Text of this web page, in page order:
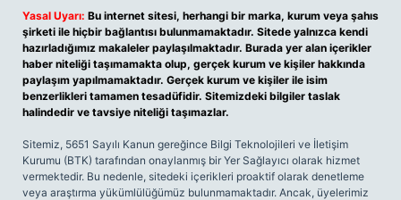
Yasal Uyarı: Bu internet sitesi, herhangi bir marka, kurum veya şahıs
şirketi ile hiçbir bağlantısı bulunmamaktadır. Sitede yalnızca kendi
hazırladığımız makaleler paylaşılmaktadır. Burada yer alan içerikler
haber niteliği taşımamakta olup, gerçek kurum ve kişiler hakkında
paylaşım yapılmamaktadır. Gerçek kurum ve kişiler ile isim
benzerlikleri tamamen tesadüfidir. Sitemizdeki bilgiler taslak
halindedir ve tavsiye niteliği taşımazlar.
Sitemiz, 5651 Sayılı Kanun gereğince Bilgi Teknolojileri ve İletişim
Kurumu (BTK) tarafından onaylanmış bir Yer Sağlayıcı olarak hizmet
vermektedir. Bu nedenle, sitedeki içerikleri proaktif olarak denetleme
veya araştırma yükümlülüğümüz bulunmamaktadır. Ancak, üyelerimiz